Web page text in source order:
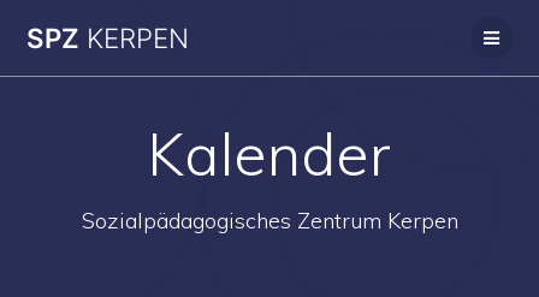
SPZ KERPEN
Kalender
Sozialpädagogisches Zentrum Kerpen